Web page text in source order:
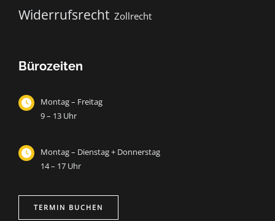
Widerrufsrecht Zollrecht
Bürozeiten
Montag – Freitag
9 – 13 Uhr
Montag – Dienstag + Donnerstag
14 – 17 Uhr
TERMIN BUCHEN